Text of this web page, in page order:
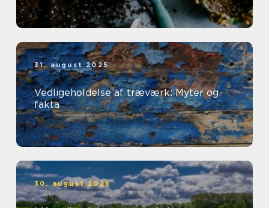
31. august 2025
Vedligeholdelse af træværk: Myter og
fakta
30. august 2025